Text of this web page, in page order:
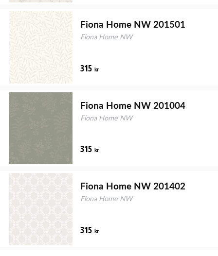
Fiona Home NW 201501
Fiona Home NW
315 kr
Fiona Home NW 201004
Fiona Home NW
315 kr
Fiona Home NW 201402
Fiona Home NW
315 kr